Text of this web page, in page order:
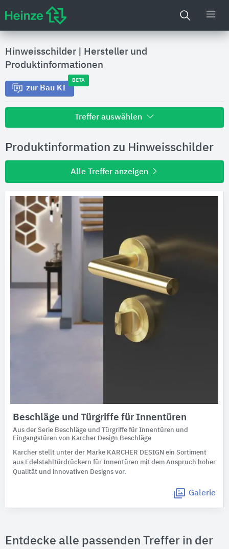
Hinweisschilder
Hersteller und
Produktinformationen
zur Bau KI
BETA
Treffer auswählen
Hersteller
Produktdaten
Ausschreibungstexte
CAD-Details
Architekturobjekte
Produktinformation zu Hinweisschilder
Alle Treffer anzeigen
Beschläge und Türgriffe für Innentüren
Aus der Serie Beschläge und Türgriffe für Innentüren und
Eingangstüren von Karcher Design Beschläge
Karcher stellt unter der Marke KARCHER DESIGN ein Sortiment
aus Edelstahltürdrückern für Innentüren mit dem Anspruch hoher
Qualität und innovativen Designs vor.
Galerie
Entdecke alle passenden Treffer in der